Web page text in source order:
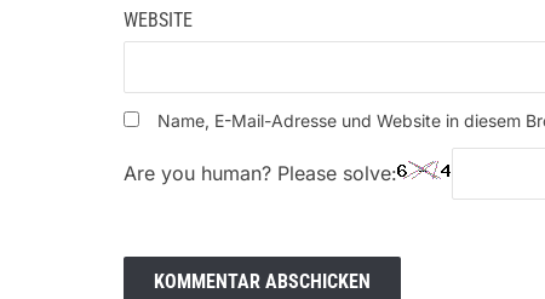
WEBSITE
Name, E-Mail-Adresse und Website in diesem
Are you human? Please solve: